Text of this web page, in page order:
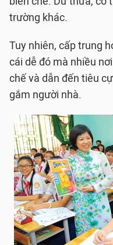
trường khác.
Tuy nhiên, cấp trung
cái dễ đó mà nhiều
chế và dẫn đến tiêu
gắm người nhà.